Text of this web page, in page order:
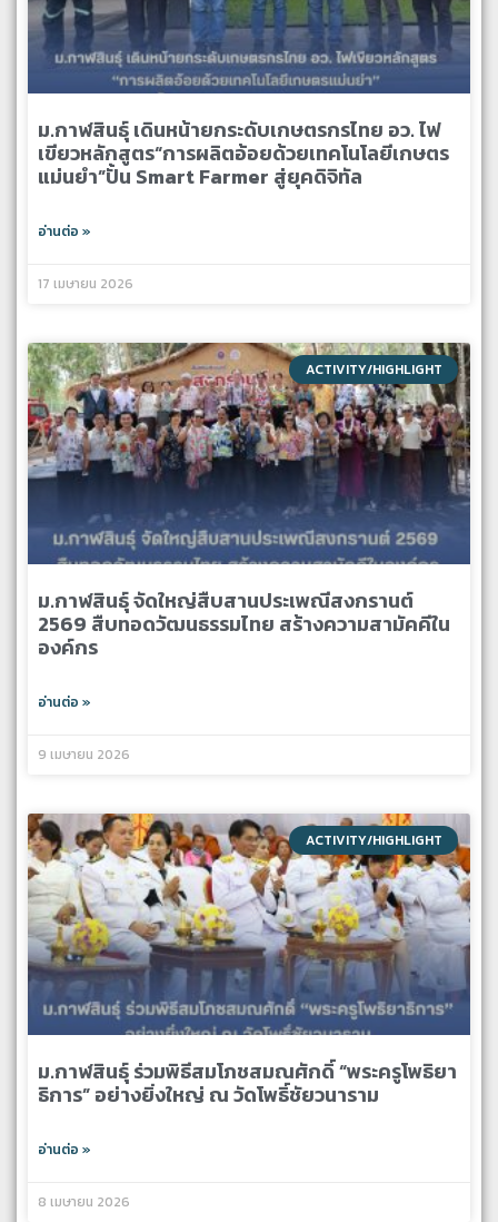
ม.กาฬสินธุ์ เดินหน้ายกระดับเกษตรกรไทย อว. ไฟ
เขียวหลักสูตร“การผลิตอ้อยด้วยเทคโนโลยีเกษตร
แม่นยำ”ปั้น Smart Farmer สู่ยุคดิจิทัล
อ่านต่อ »
17 เมษายน 2026
ACTIVITY/HIGHLIGHT
ม.กาฬสินธุ์ จัดใหญ่สืบสานประเพณีสงกรานต์
2569 สืบทอดวัฒนธรรมไทย สร้างความสามัคคีใน
องค์กร
อ่านต่อ »
9 เมษายน 2026
ACTIVITY/HIGHLIGHT
ม.กาฬสินธุ์ ร่วมพิธีสมโภชสมณศักดิ์ “พระครูโพธิยา
ธิการ” อย่างยิ่งใหญ่ ณ วัดโพธิ์ชัยวนาราม
อ่านต่อ »
8 เมษายน 2026